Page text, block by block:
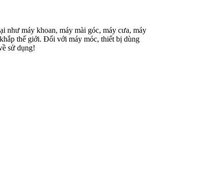
như máy khoan, máy mài góc, máy cưa, máy
thế giới. Đối với máy móc, thiết bị dùng
sử dụng!